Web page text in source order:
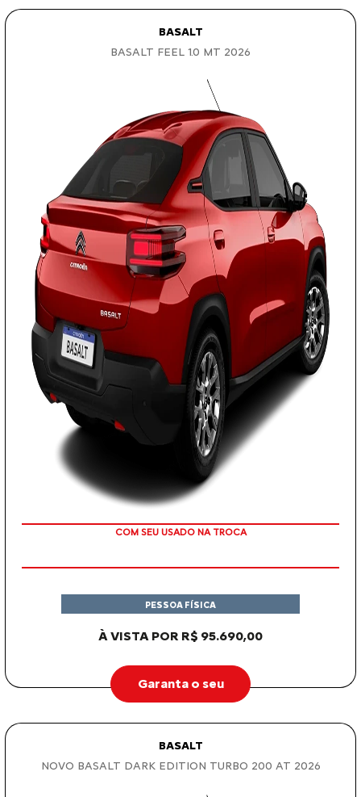
BASALT
BASALT FEEL 1.0 MT 2026
OU TAXA 0%
À VISTA POR R$ 95.690,00
PESSOA FÍSICA
Garanta o seu
BASALT
NOVO BASALT DARK EDITION TURBO 200 AT 2026